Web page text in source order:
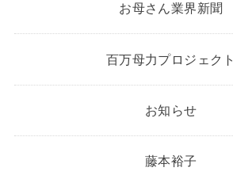
お母さん業界新聞
百万母力プロジェクト
お知らせ
藤本裕子